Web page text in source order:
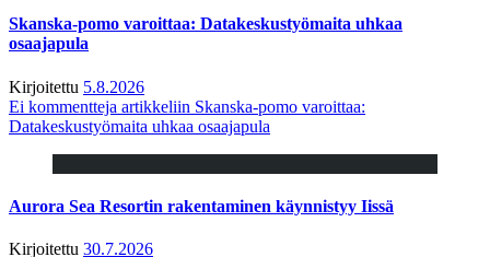
Skanska-pomo varoittaa: Datakeskustyömaita uhkaa
osaajapula
Kirjoitettu 5.8.2026
Ei kommentteja artikkeliin Skanska-pomo varoittaa:
Datakeskustyömaita uhkaa osaajapula
Aurora Sea Resortin rakentaminen käynnistyy Iissä
Kirjoitettu 30.7.2026